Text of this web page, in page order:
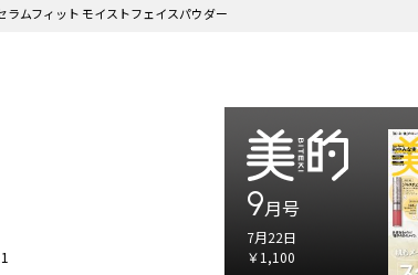
ラムフィット モイストフェイスパウダー
9月号
7月22日
￥1,100